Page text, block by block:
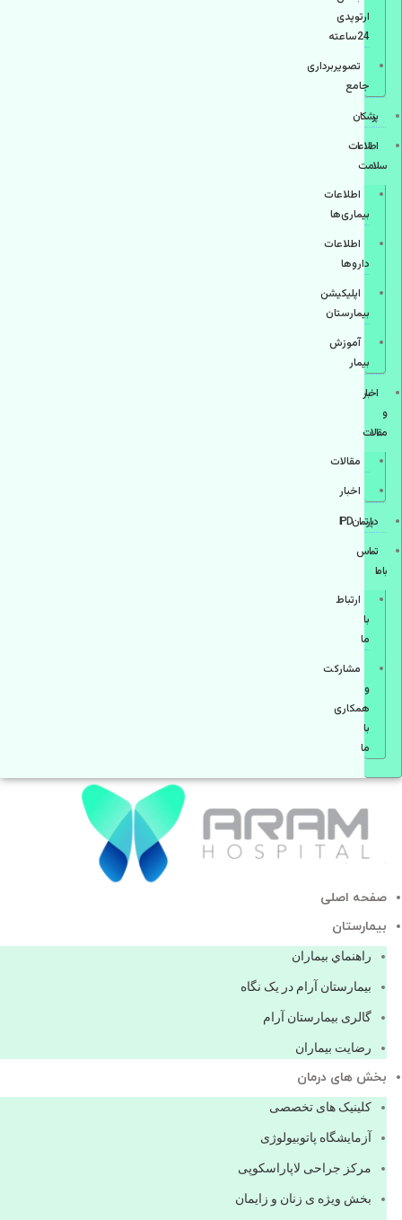
ارتوپدی
24ساعته
تصویربرداری
جامع
پزشكان
اطلاعات
سلامت
اطلاعات
بیماری‌ها
اطلاعات
دارو‌ها
اپليكيشن
بيمارستان
آموزش
بیمار
اخبار
و
مقالات
مقالات
اخبار
دپارتمانIPD
تماس
با ما
ارتباط
با
ما
مشاركت
و
همكاری
با
ما
صفحه اصلی
بيمارستان
راهنماي بیماران
بیمارستان آرام در یک نگاه
گالری بیمارستان آرام
رضایت بیماران
بخش های درمان
کلینیک های تخصصی
آزمایشگاه پاتوبیولوژی
مرکز جراحی لاپاراسکوپی
بخش ویژه ی زنان و زایمان